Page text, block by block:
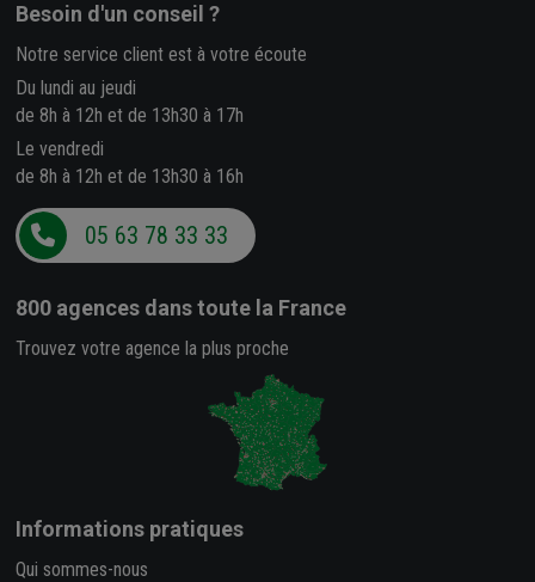
Besoin d'un conseil ?
Notre service client est à votre écoute
Du lundi au jeudi
de 8h à 12h et de 13h30 à 17h
Le vendredi
de 8h à 12h et de 13h30 à 16h
05 63 78 33 33
800 agences dans toute la France
Trouvez votre agence la plus proche
Informations pratiques
Qui sommes-nous